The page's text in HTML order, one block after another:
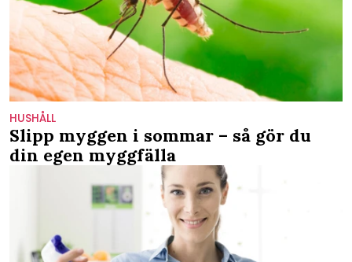
HUSHÅLL
Slipp myggen i sommar – så gör du
din egen myggfälla